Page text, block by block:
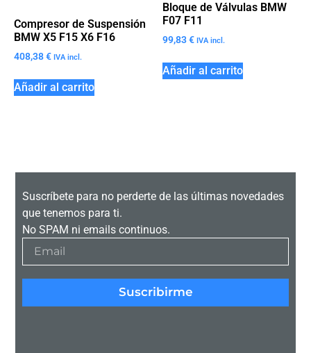
Compresor de Suspensión
BMW X5 F15 X6 F16
408,38€ IVA incl.
Añadir al carrito
Bloque de Válvulas BMW
F07 F11
99,83€ IVA incl.
Añadir al carrito
Suscríbete para no perderte de las últimas novedades
que tenemos para ti.
No SPAM ni emails continuos.
Suscribirme